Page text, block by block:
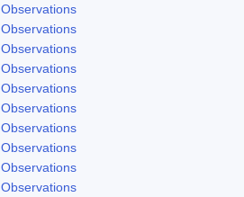
Observations
Observations
Observations
Observations
Observations
Observations
Observations
Observations
Observations
Observations